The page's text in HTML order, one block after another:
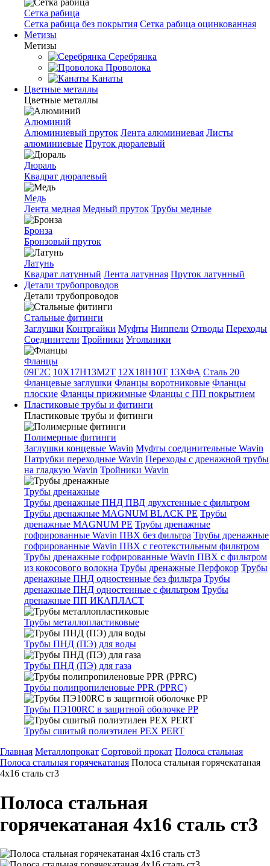
Сетка рабица
Сетка рабица без покрытия Сетка рабица оцинкованная
Метизы
Метизы
Серебрянка
Проволока
Канаты
Цветные металлы
Цветные металлы
Алюминий
Алюминиевый пруток Лента алюминиевая Листы
алюминиевые Пруток дюралевый
Дюраль
Квадрат дюралевый
Медь
Лента медная Медный пруток Трубы медные
Бронза
Бронзовый пруток
Латунь
Квадрат латунный Лента латунная Пруток латунный
Детали трубопроводов
Детали трубопроводов
Стальные фитинги
Заглушки Контргайки Муфты Ниппели Отводы Переходы
Соединители Тройники Угольники
Фланцы
09Г2С 10Х17Н13М2Т 12Х18Н10Т 13ХФА Сталь 20
Фланцевые заглушки Фланцы воротниковые Фланцы
плоские Фланцы прижимные Фланцы с ПП покрытием
Пластиковые трубы и фитинги
Пластиковые трубы и фитинги
Полимерные фитинги
Заглушки концевые Wavin Муфты соединительные Wavin
Патрубки переходные Wavin Переходы с дренажной трубы
на гладкую Wavin Тройники Wavin
Трубы дренажные
Трубы дренажные ПНД ПВД двухстенные с фильтром
Трубы дренажные MAGNUM BLACK PE Трубы
дренажные MAGNUM PE Трубы дренажные
гофрированные Wavin ПВХ без фильтра Трубы дренажные
гофрированные Wavin ПВХ с геотекстильным фильтром
Трубы дренажные гофрированные Wavin ПВХ с фильтром
из кокосового волокна Трубы дренажные Перфокор Трубы
дренажные ПНД одностенные без фильтра Трубы
дренажные ПНД одностенные с фильтром Трубы
дренажные ПП ИКАПЛАСТ
Трубы металлопластиковые
Трубы ПНД (ПЭ) для воды
Трубы ПНД (ПЭ) для газа
Трубы полипропиленовые PPR (PPRC)
Трубы ПЭ100RC в защитной оболочке PP
Трубы сшитый полиэтилен PEX PERT
Главная Металлопрокат Сортовой прокат Полоса стальная
Полоса стальная горячекатаная Полоса стальная горячекатаная
4х16 сталь ст3
Полоса стальная
горячекатаная 4х16 сталь ст3